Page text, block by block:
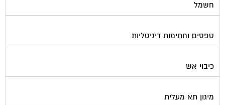
חשמל
טפסים וחתימות דיגיטליות
כיבוי אש
מיגון תא מעלית